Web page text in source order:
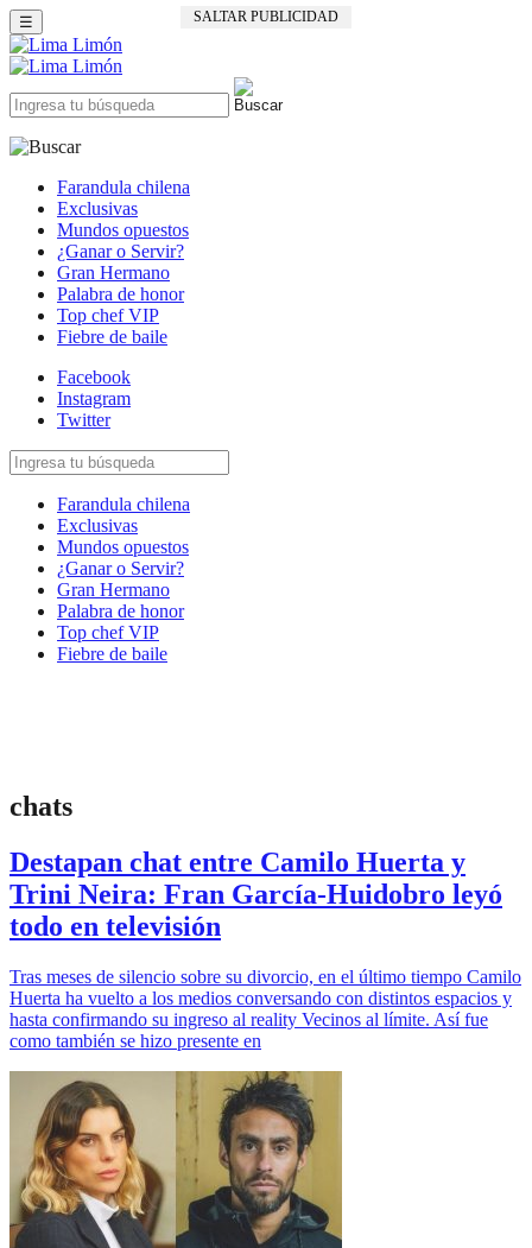
SALTAR PUBLICIDAD
☰
Farandula chilena
Exclusivas
Mundos opuestos
¿Ganar o Servir?
Gran Hermano
Palabra de honor
Top chef VIP
Fiebre de baile
Facebook
Instagram
Twitter
Farandula chilena
Exclusivas
Mundos opuestos
¿Ganar o Servir?
Gran Hermano
Palabra de honor
Top chef VIP
Fiebre de baile
chats
Destapan chat entre Camilo Huerta y
Trini Neira: Fran García-Huidobro leyó
todo en televisión
Tras meses de silencio sobre su divorcio, en el último tiempo Camilo
Huerta ha vuelto a los medios conversando con distintos espacios y
hasta confirmando su ingreso al reality Vecinos al límite. Así fue
como también se hizo presente en